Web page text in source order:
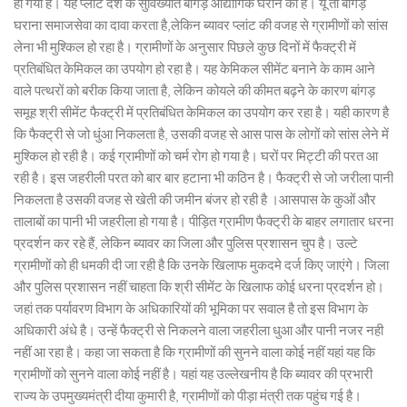
घराना समाजसेवा का दावा करता है,लेकिन ब्यावर प्लांट की वजह से ग्रामीणों को सांस
लेना भी मुश्किल हो रहा है। ग्रामीणों के अनुसार पिछले कुछ दिनों में फैक्ट्री में
प्रतिबंधित केमिकल का उपयोग हो रहा है। यह केमिकल सीमेंट बनाने के काम आने
वाले पत्थरों को बरीक किया जाता है, लेकिन कोयले की कीमत बढ़ने के कारण बांगड़
समूह श्री सीमेंट फैक्ट्री में प्रतिबंधित केमिकल का उपयोग कर रहा है। यही कारण है
कि फैक्ट्री से जो धुंआ निकलता है, उसकी वजह से आस पास के लोगों को सांस लेने में
मुश्किल हो रही है। कई ग्रामीणों को चर्म रोग हो गया है। घरों पर मिट्टी की परत आ
रही है। इस जहरीली परत को बार बार हटाना भी कठिन है। फैक्ट्री से जो जरीला पानी
निकलता है उसकी वजह से खेती की जमीन बंजर हो रही है ।आसपास के कुओं और
तालाबों का पानी भी जहरीला हो गया है। पीड़ित ग्रामीण फैक्ट्री के बाहर लगातार धरना
प्रदर्शन कर रहे हैं, लेकिन ब्यावर का जिला और पुलिस प्रशासन चुप है। उल्टे
ग्रामीणों को ही धमकी दी जा रही है कि उनके खिलाफ मुकदमे दर्ज किए जाएंगे। जिला
और पुलिस प्रशासन नहीं चाहता कि श्री सीमेंट के खिलाफ कोई धरना प्रदर्शन हो।
जहां तक पर्यावरण विभाग के अधिकारियों की भूमिका पर सवाल है तो इस विभाग के
अधिकारी अंधे है। उन्हें फैक्ट्री से निकलने वाला जहरीला धुआ और पानी नजर नही
नहीं आ रहा है। कहा जा सकता है कि ग्रामीणों की सुनने वाला कोई नहीं यहां यह कि
ग्रामीणों को सुनने वाला कोई नहीं है। यहां यह उल्लेखनीय है कि ब्यावर की प्रभारी
राज्य के उपमुख्यमंत्री दीया कुमारी है, ग्रामीणों को पीड़ा मंत्री तक पहुंच गई है।